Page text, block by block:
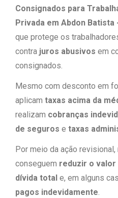
Consignados para
Privada em Abdon Batista
que protege os
contra juros abusivos em
consignados.
Mesmo com desconto em
aplicam taxas acima da
realizam cobranças
de seguros e taxas
Por meio da ação
conseguem reduzir o valor
dívida total e, em alguns
pagos indevidamente.